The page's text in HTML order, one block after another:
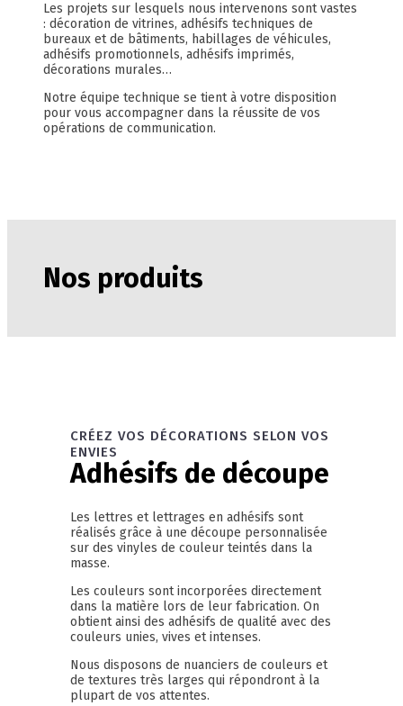
Les projets sur lesquels nous intervenons sont vastes
: décoration de vitrines, adhésifs techniques de
bureaux et de bâtiments, habillages de véhicules,
adhésifs promotionnels, adhésifs imprimés,
décorations murales…
Notre équipe technique se tient à votre disposition
pour vous accompagner dans la réussite de vos
opérations de communication.
Nos produits
CRÉEZ VOS DÉCORATIONS SELON VOS
ENVIES
Adhésifs de découpe
Les lettres et lettrages en adhésifs sont
réalisés grâce à une découpe personnalisée
sur des vinyles de couleur teintés dans la
masse.
Les couleurs sont incorporées directement
dans la matière lors de leur fabrication. On
obtient ainsi des adhésifs de qualité avec des
couleurs unies, vives et intenses.
Nous disposons de nuanciers de couleurs et
de textures très larges qui répondront à la
plupart de vos attentes.